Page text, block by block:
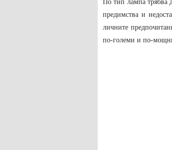
По тип лампа трябва
предимства и
личните
по-големи и по-